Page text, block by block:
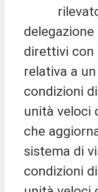
rilevato
direttivi con
relativa a
condizioni
unità veloci
che
sistema di
condizioni